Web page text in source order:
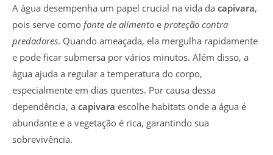
A água desempenha um papel crucial na vida da capivara,
pois serve como fonte de alimento e proteção contra
predadores. Quando ameaçada, ela mergulha rapidamente
e pode ficar submersa por vários minutos. Além disso, a
água ajuda a regular a temperatura do corpo,
especialmente em dias quentes. Por causa dessa
dependência, a capivara escolhe habitats onde a água é
abundante e a vegetação é rica, garantindo sua
sobrevivência.